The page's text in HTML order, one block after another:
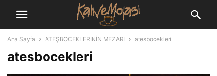
Ana Sayfa ATEŞBÖCEKLERİNİN MEZARI atesbocekleri
atesbocekleri